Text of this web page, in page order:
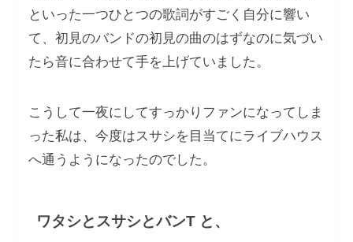
といった⼀つひとつの歌詞がすごく⾃分に響い
て、初⾒のバンドの初⾒の曲のはずなのに気づい
たら⾳に合わせて⼿を上げていました。
こうして⼀夜にしてすっかりファンになってしま
った私は、今度はスサシを⽬当てにライブハウス
へ通うようになったのでした。
ワタシとスサシとバンT と、